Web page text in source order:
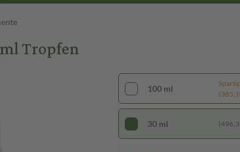
Tropfen
100 ml
30 ml